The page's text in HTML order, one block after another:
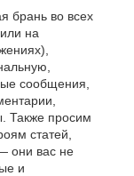
брань во всех
на
сообщения,
Также просим
статей,
они вас не
и